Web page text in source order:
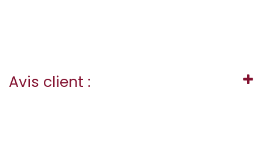
Avis client :